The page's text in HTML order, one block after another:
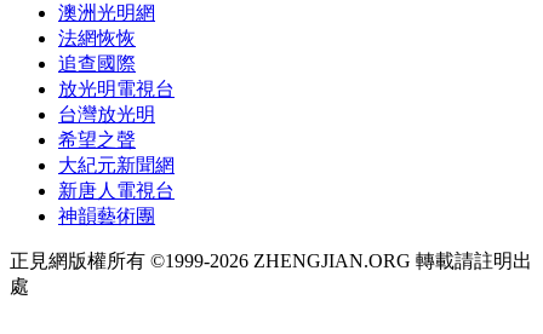
澳洲光明網
法網恢恢
追查國際
放光明電視台
台灣放光明
希望之聲
大紀元新聞網
新唐人電視台
神韻藝術團
正見網版權所有 ©1999-2026 ZHENGJIAN.ORG 轉載請註明出
處